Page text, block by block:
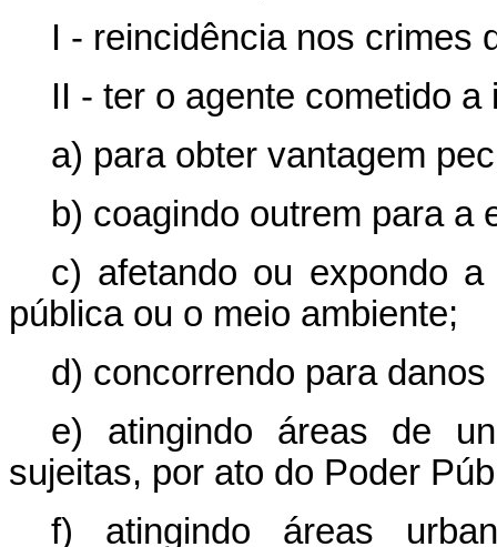
I - reincidência nos crimes
II - ter o agente cometido a
a) para obter vantagem
b) coagindo outrem para a
c) afetando ou expondo
pública ou o meio ambiente;
d) concorrendo para
e) atingindo áreas de
sujeitas, por ato do Poder
f) atingindo áreas